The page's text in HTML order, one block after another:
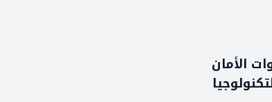
الأمان